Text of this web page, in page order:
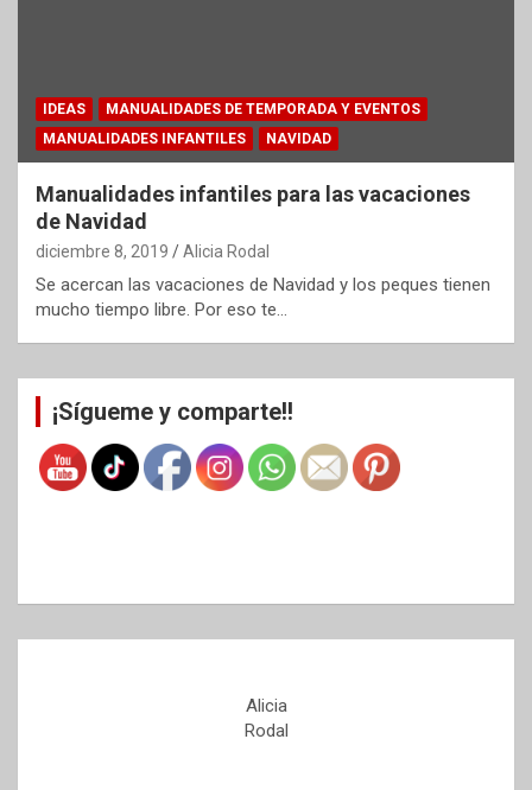
IDEAS
MANUALIDADES DE TEMPORADA Y EVENTOS
MANUALIDADES INFANTILES
NAVIDAD
Manualidades infantiles para las vacaciones
de Navidad
diciembre 8, 2019 Alicia Rodal
Se acercan las vacaciones de Navidad y los peques tienen
mucho tiempo libre. Por eso te…
¡Sígueme y comparte!!
Alicia
Rodal